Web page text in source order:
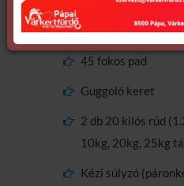
Fekvenyomó pad
45 fokos pad
Guggoló keret
2 db 20 kilós rúd
10kg, 20kg, 25kg
Kézi súlyzó